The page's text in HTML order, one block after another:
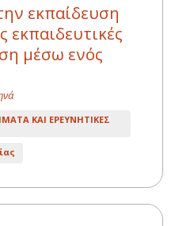
εκπαίδευση
εκπαιδευτικές
μέσω ενός
ΚΑΙ ΕΡΕΥΝΗΤΙΚΕΣ